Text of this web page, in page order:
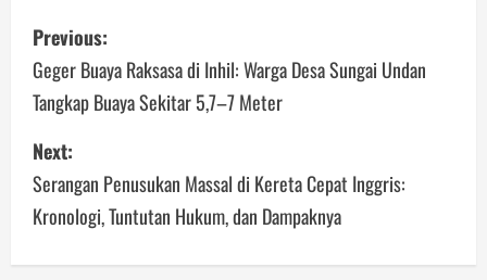
P
o
s
t
n
a
Previous:
Geger Buaya Raksasa di Inhil: Warga Desa Sungai Undan
Tangkap Buaya Sekitar 5,7–7 Meter
Next:
Serangan Penusukan Massal di Kereta Cepat Inggris:
Kronologi, Tuntutan Hukum, dan Dampaknya